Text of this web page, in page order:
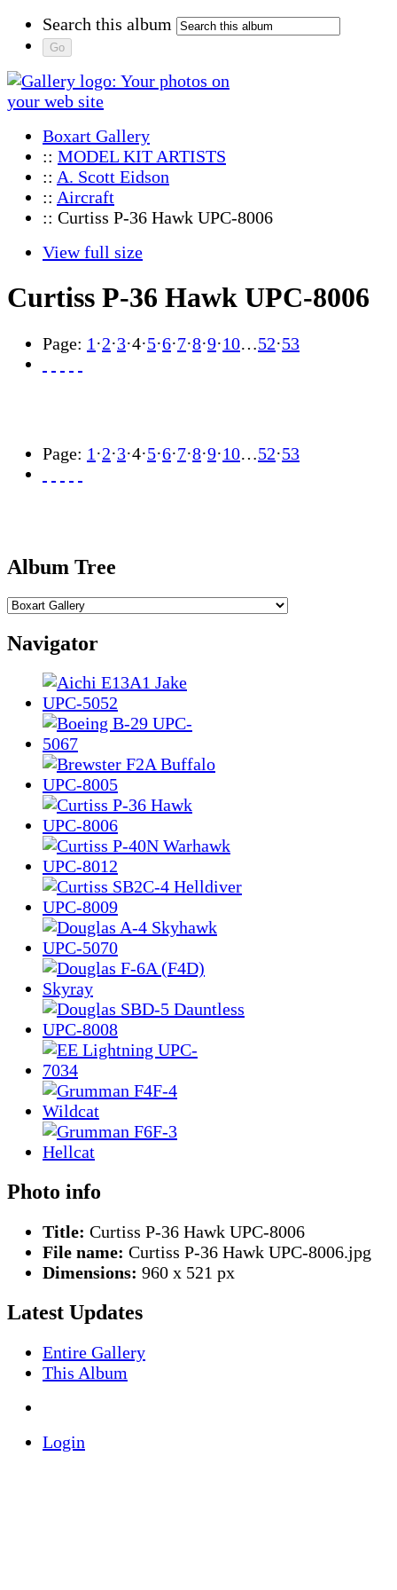
Search this album
Boxart Gallery
:: MODEL KIT ARTISTS
:: A. Scott Eidson
:: Aircraft
:: Curtiss P-36 Hawk UPC-8006
View full size
Curtiss P-36 Hawk UPC-8006
Page: 1 ·2·3·4·5·6·7·8·9·10…52·53
Page: 1 ·2·3·4·5·6·7·8·9·10…52·53
Album Tree
Navigator
Photo info
Title: Curtiss P-36 Hawk UPC-8006
File name: Curtiss P-36 Hawk UPC-8006.jpg
Dimensions: 960 x 521 px
Latest Updates
Entire Gallery
This Album
Login